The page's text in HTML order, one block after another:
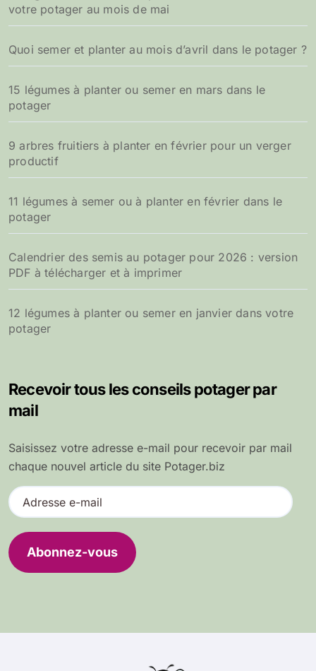
votre potager au mois de mai
Quoi semer et planter au mois d’avril dans le potager ?
15 légumes à planter ou semer en mars dans le
potager
9 arbres fruitiers à planter en février pour un verger
productif
11 légumes à semer ou à planter en février dans le
potager
Calendrier des semis au potager pour 2026 : version
PDF à télécharger et à imprimer
12 légumes à planter ou semer en janvier dans votre
potager
Recevoir tous les conseils potager par
mail
Saisissez votre adresse e-mail pour recevoir par mail
chaque nouvel article du site Potager.biz
A
d
e
s
Abonnez-vous